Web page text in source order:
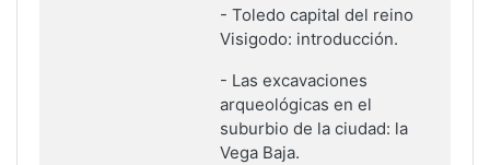
- Toledo capital del reino
Visigodo: introducción.
- Las excavaciones
arqueológicas en el
suburbio de la ciudad: la
Vega Baja.